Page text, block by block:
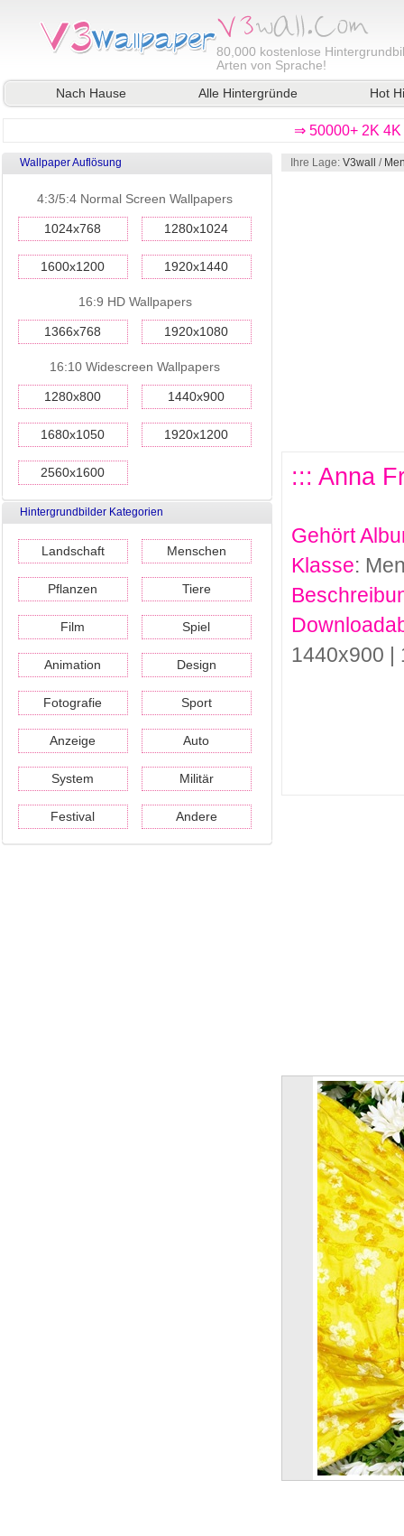
80,000 kostenlose
Arten von Sprache!
Nach Hause
Alle Hintergründe Hot
⇒ 50000+ 2K
Wallpaper Auflösung
4:3/5:4 Normal Screen Wallpapers
1024x768 1280x1024
1600x1200 1920x1440
16:9 HD Wallpapers
1366x768 1920x1080
16:10 Widescreen Wallpapers
1280x800 1440x900
1680x1050 1920x1200
2560x1600
Hintergrundbilder Kategorien
Landschaft Menschen
Pflanzen Tiere
Film Spiel
Animation Design
Fotografie Sport
Anzeige Auto
System Militär
Festival Andere
Ihre Lage: V3wall /
::: Anna
Gehört
Klasse:
1440x900 |